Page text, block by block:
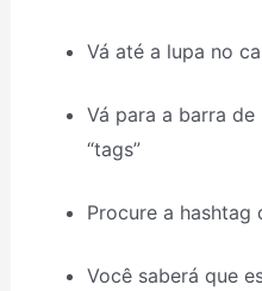
Vá até a lupa no
Vá para a barra
“tags”
Procure a hashtag
Você saberá que